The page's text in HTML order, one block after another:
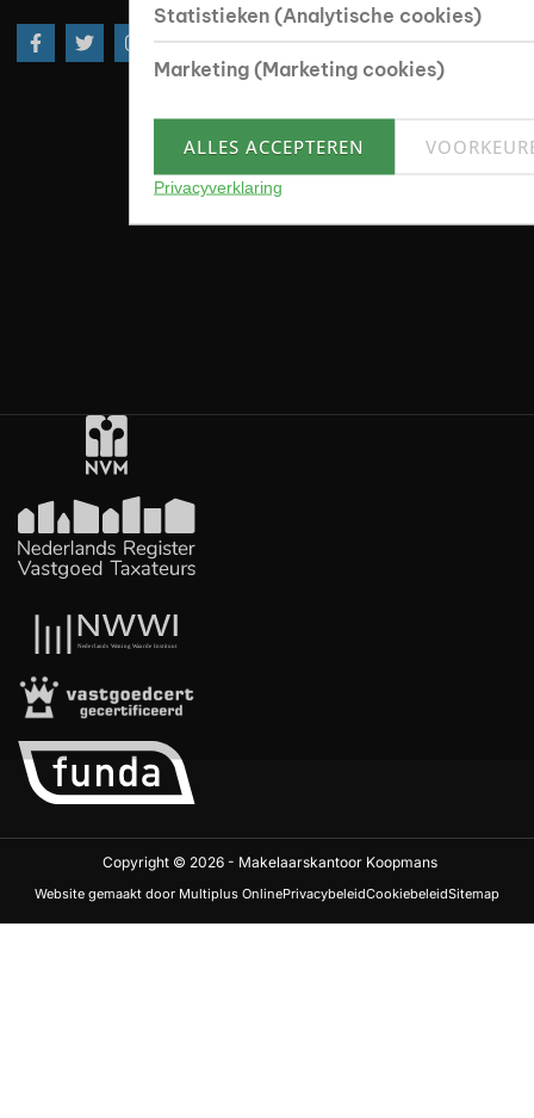
Copyright © 2026 - Makelaarskantoor Koopmans
Website gemaakt door Multiplus OnlinePrivacybeleidCookiebeleidSitemap
Statistieken (Analytische cookies)
Marketing (Marketing cookies)
ALLES ACCEPTEREN
Privacyverklaring